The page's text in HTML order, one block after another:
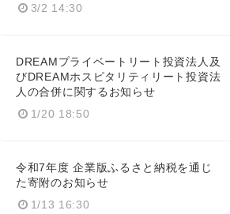
3/2 14:30
DREAMプライベートリート投資法人及
びDREAMホスピタリティリート投資法
人の合併に関するお知らせ
1/20 18:50
令和7年度 企業版ふるさと納税を通じ
た寄附のお知らせ
1/13 16:30